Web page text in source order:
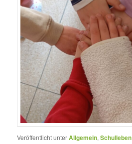
Veröffentlicht unterAllgemein,Schulleben